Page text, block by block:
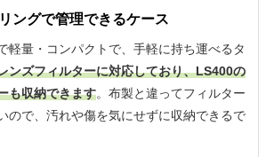
ングで管理できるケース
軽量・コンパクトで、手軽に持ち運べるタ
ンズフィルターに対応しており、LS400の
も収納できます。布製と違ってフィルター
ので、汚れや傷を気にせずに収納できるで